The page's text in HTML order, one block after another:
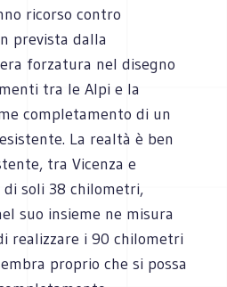
ricorso contro
prevista dalla
forzatura nel disegno
tra le Alpi e la
completamento di un
La realtà è ben
tra Vicenza e
di soli 38 chilometri,
suo insieme ne misura
realizzare i 90 chilometri
proprio che si possa